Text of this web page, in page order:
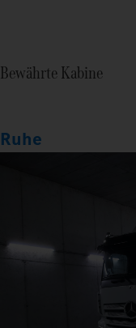
Bewährte Kabine
Ruhe